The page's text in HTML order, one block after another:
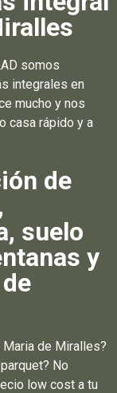
somos
integrales en
mucho y nos
casa rápido y a
de
suelo
y
Maria de Miralles?
No
low cost a tu